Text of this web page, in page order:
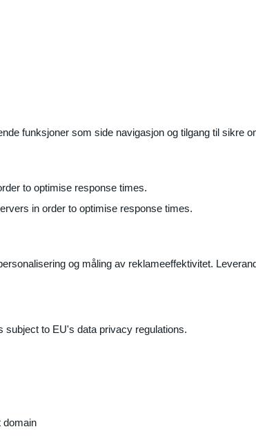
funksjoner som side navigasjon og tilgang til sikre
to optimise response times.
in order to optimise response times.
og måling av reklameeffektivitet.
subject to EU's data privacy regulations.
domain